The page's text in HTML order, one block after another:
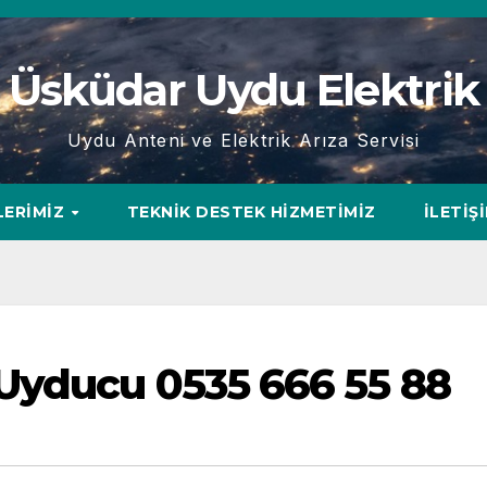
Üsküdar Uydu Elektrik
Uydu Anteni ve Elektrik Arıza Servisi
TEKNIK DESTEK HIZMETIMIZ
0535 666 55 88